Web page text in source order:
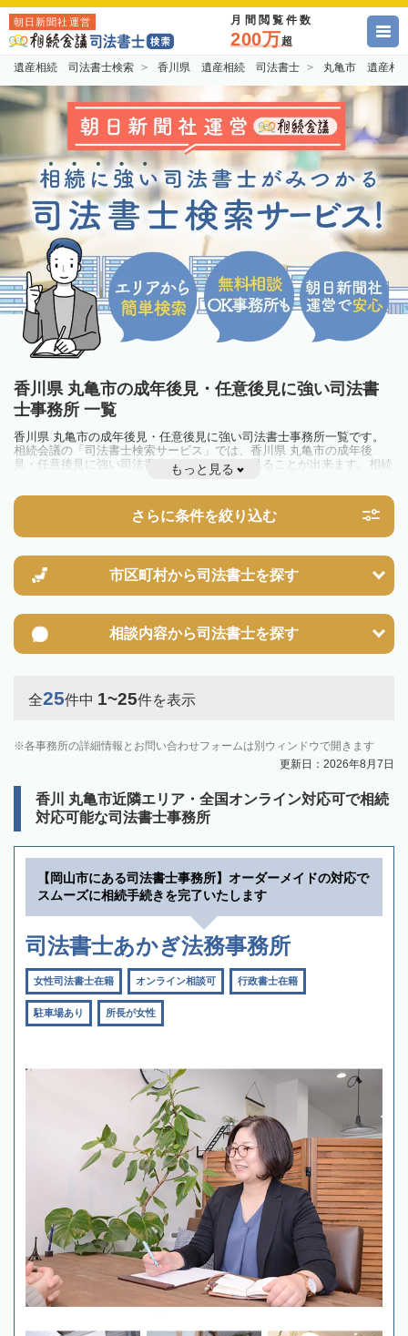
朝日新聞社運営 月間閲覧件数
200万超
遺産相続 司法書士検索 香川県 遺産相続 司法書士 丸亀市 遺産相
香川県 丸亀市の成年後見・任意後見に強い司法書
士事務所 一覧
香川県 丸亀市の成年後見・任意後見に強い司法書士事務所一覧です。
相続会議の「司法書士検索サービス」では、香川県 丸亀市の成年後
見・任意後見に強い司法書士事務所を一覧で見ることが出来ます。相続
のトラブルやお悩みを抱えている方は一度近隣の司法書士に相談してみ
もっと見る
さらに条件を絞り込む
市区町村から司法書士を探す
相談内容から司法書士を探す
全25件中 1~25件を表示
各事務所の詳細情報とお問い合わせフォームは別ウィンドウで開きます
更新日：2026年8月7日
香川 丸亀市近隣エリア・全国オンライン対応可で相続
対応可能な司法書士事務所
【岡山市にある司法書士事務所】オーダーメイドの対応で
スムーズに相続手続きを完了いたします
司法書士あかぎ法務事務所
女性司法書士在籍 オンライン相談可 行政書士在籍
駐車場あり 所長が女性